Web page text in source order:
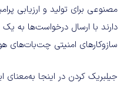
مصنوعی برای تولید و ارزیابی
سازوکارهای امنیتی چت‌بات‌های
جیلبریک کردن در اینجا به‌معنای